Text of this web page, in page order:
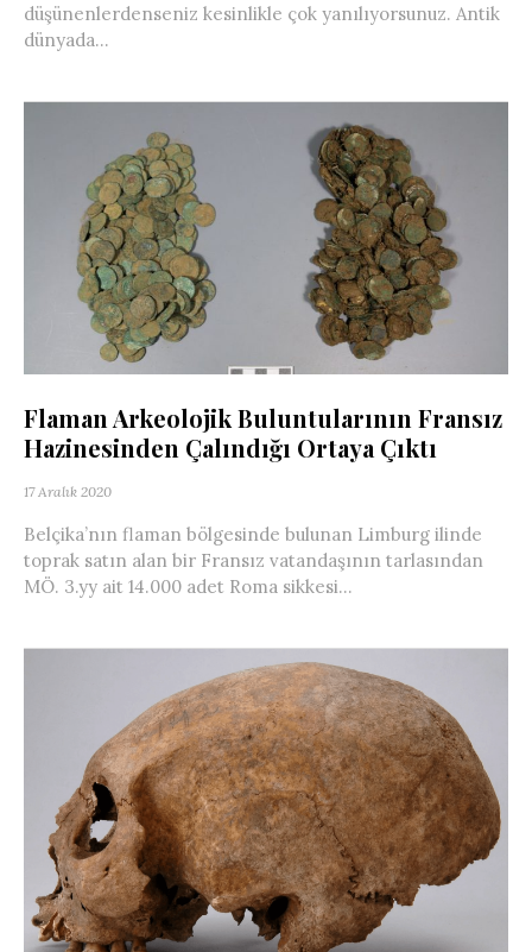
düşünenlerdenseniz kesinlikle çok yanılıyorsunuz. Antik
dünyada...
Flaman Arkeolojik Buluntularının Fransız
Hazinesinden Çalındığı Ortaya Çıktı
17 Aralık 2020
Belçika’nın flaman bölgesinde bulunan Limburg ilinde
toprak satın alan bir Fransız vatandaşının tarlasından
MÖ. 3.yy ait 14.000 adet Roma sikkesi...